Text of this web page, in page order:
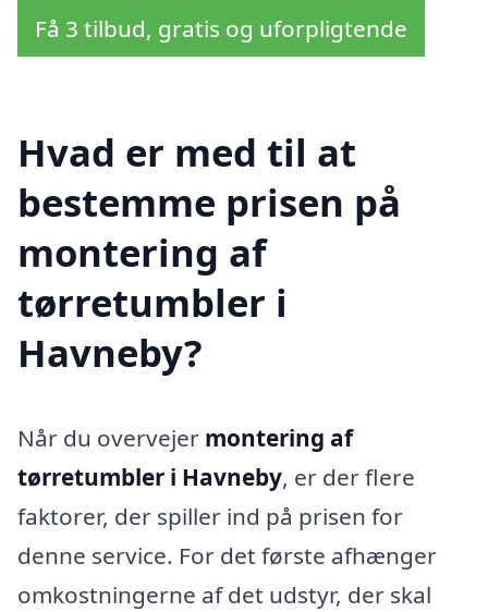
Få 3 tilbud, gratis og uforpligtende
Hvad er med til at
bestemme prisen på
montering af
tørretumbler i
Havneby?
Når du overvejer montering af
tørretumbler i Havneby, er der flere
faktorer, der spiller ind på prisen for
denne service. For det første afhænger
omkostningerne af det udstyr, der skal